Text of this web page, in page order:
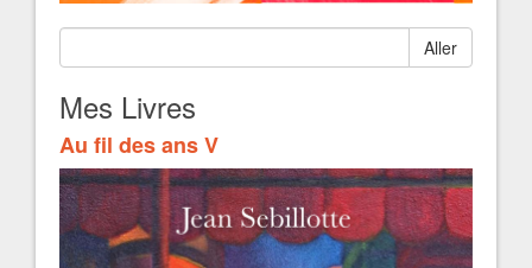
Aller
Mes Livres
Au fil des ans V